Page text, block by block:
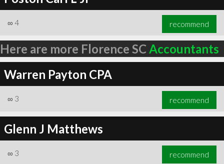
∞ 4 recommend
Here are more Florence SC Accountants
Warren Payton CPA
∞ 3 recommend
Glenn J Matthews
∞ 3 recommend